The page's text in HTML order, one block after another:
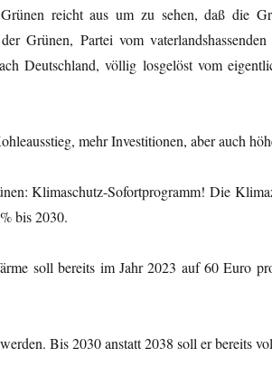
reicht aus um zu sehen, daß die
Grünen, Partei vom
Deutschland, völlig losgelöst vom
mehr Investitionen, aber auch
Klimaschutz-Sofortprogramm! Die
bis 2030.
soll bereits im Jahr 2023 auf 60 Euro
Bis 2030 anstatt 2038 soll er bereits